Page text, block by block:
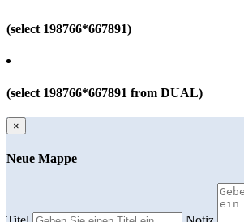
(select 198766*667891)
(select 198766*667891 from DUAL)
×
Neue Mappe